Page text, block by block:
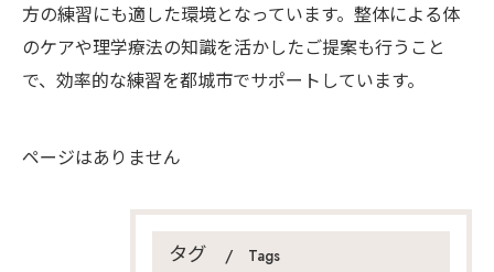
方の練習にも適した環境となっています。整体による体
のケアや理学療法の知識を活かしたご提案も行うこと
で、効率的な練習を都城市でサポートしています。
ページはありません
タグ Tags